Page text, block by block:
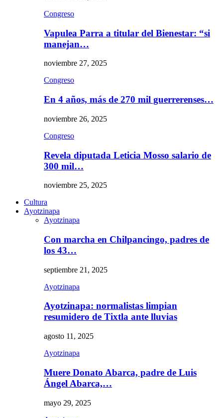
Congreso
Vapulea Parra a titular del Bienestar: “si
manejan…
noviembre 27, 2025
Congreso
En 4 años, más de 270 mil guerrerenses…
noviembre 26, 2025
Congreso
Revela diputada Leticia Mosso salario de
300 mil…
noviembre 25, 2025
Cultura
Ayotzinapa
Ayotzinapa
Con marcha en Chilpancingo, padres de
los 43…
septiembre 21, 2025
Ayotzinapa
Ayotzinapa: normalistas limpian
resumidero de Tixtla ante lluvias
agosto 11, 2025
Ayotzinapa
Muere Donato Abarca, padre de Luis
Ángel Abarca,…
mayo 29, 2025